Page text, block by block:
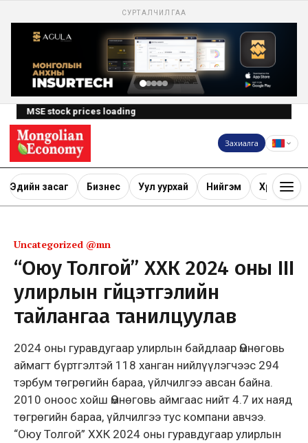
СУРТАЛЧИЛГАА
MSE stock prices loading
Захиалга
Эдийн засаг Бизнес Уул уурхай Нийгэм Хөрөнгө
Uncategorized @mn
“Оюу Толгой” ХХК 2024 оны III
улирлын гүйцэтгэлийн
тайлангаа танилцуулав
2024 оны гуравдугаар улирлын байдлаар Өмнөговь
аймагт бүртгэлтэй 118 ханган нийлүүлэгчээс 294
тэрбум төгрөгийн бараа, үйлчилгээ авсан байна.
2010 оноос хойш Өмнөговь аймгаас нийт 4.7 их наяд
төгрөгийн бараа, үйлчилгээ тус компани авчээ.
“Оюу Толгой” ХХК 2024 оны гуравдугаар улирлын